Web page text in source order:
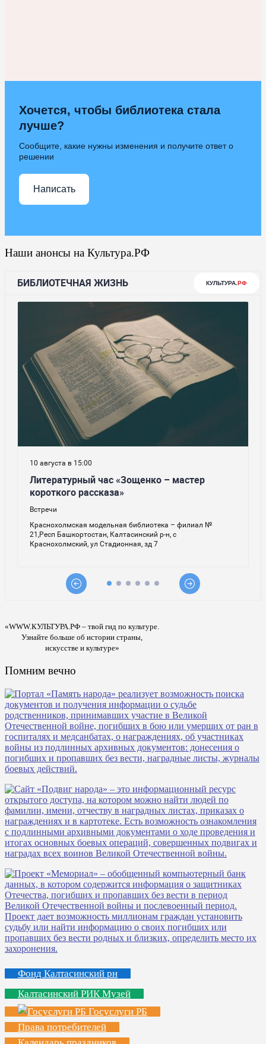
Хочется, чтобы библиотека стала
лучше?
Сообщите, какие нужны изменения и получите ответ о
решении
Написать
Наши анонсы на Культура.РФ
«WWW.КУЛЬТУРА.РФ – твой гид по культуре.
Узнайте больше об истории страны,
искусстве и культуре»
Помним вечно
Фонд Калтасинский рн
Калтасинский РИК Музей
Госуслуги РБ
Права потребителей